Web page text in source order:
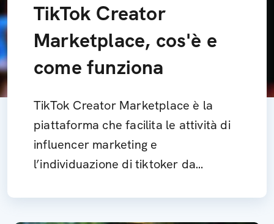
TikTok Creator
Marketplace, cos'è e
come funziona
TikTok Creator Marketplace è la
piattaforma che facilita le attività di
influencer marketing e
l’individuazione di tiktoker da